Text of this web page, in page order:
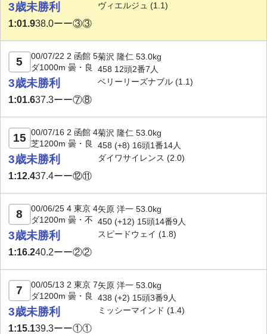
3歳未勝利
1:01.938.0ーー③③
ヴィエルジュ (1.1)
5
00/07/22 2 函館 5
ダ1000m 曇・良
3歳未勝利
1:01.637.3ーー⑦⑧
菊沢 隆仁 53.0kg
458 12頭2番7人
ベリーリーズナブル (1.1)
15
00/07/16 2 函館 4
芝1200m 曇・良
3歳未勝利
1:12.437.4ーー⑫⑪
菊沢 隆仁 53.0kg
458 (+8) 16頭1番14人
ダイワサイレンス (2.0)
8
00/06/25 4 東京 4
ダ1200m 曇・不
3歳未勝利
1:16.240.2ーー②②
矢原 洋一 53.0kg
450 (+12) 15頭14番9人
スピードウェイ (1.8)
7
00/05/13 2 東京 7
ダ1200m 曇・良
3歳未勝利
1:15.139.3ーー①①
矢原 洋一 53.0kg
438 (+2) 15頭3番9人
ミッシーマインド (1.4)